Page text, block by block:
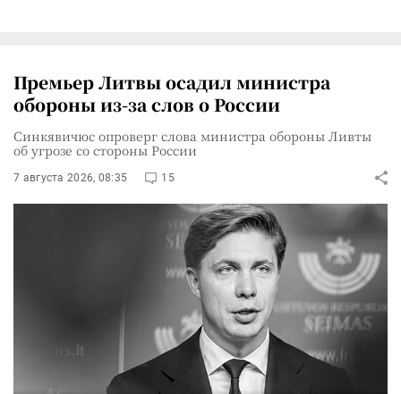
Премьер Литвы осадил министра
обороны из-за слов о России
Синкявичюс опроверг слова министра обороны Ливты
об угрозе со стороны России
7 августа 2026, 08:35 15